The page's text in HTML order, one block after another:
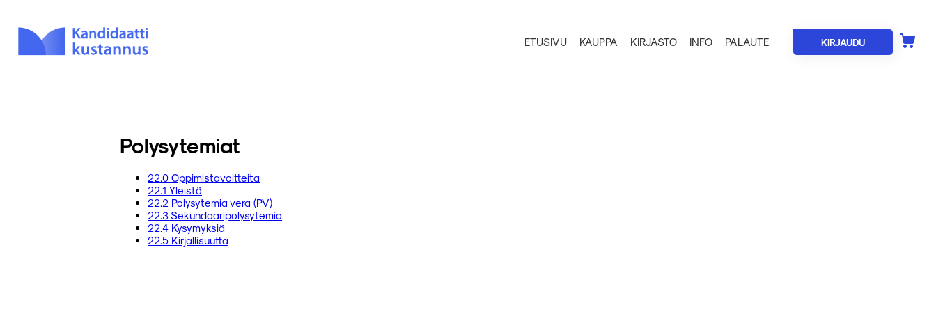
ETUSIVU KAUPPA KIRJASTO INFO PALAUTE KIRJAUDU
Polysytemiat
22.0 Oppimistavoitteita
22.1 Yleistä
22.2 Polysytemia vera (PV)
22.3 Sekundaaripolysytemia
22.4 Kysymyksiä
22.5 Kirjallisuutta